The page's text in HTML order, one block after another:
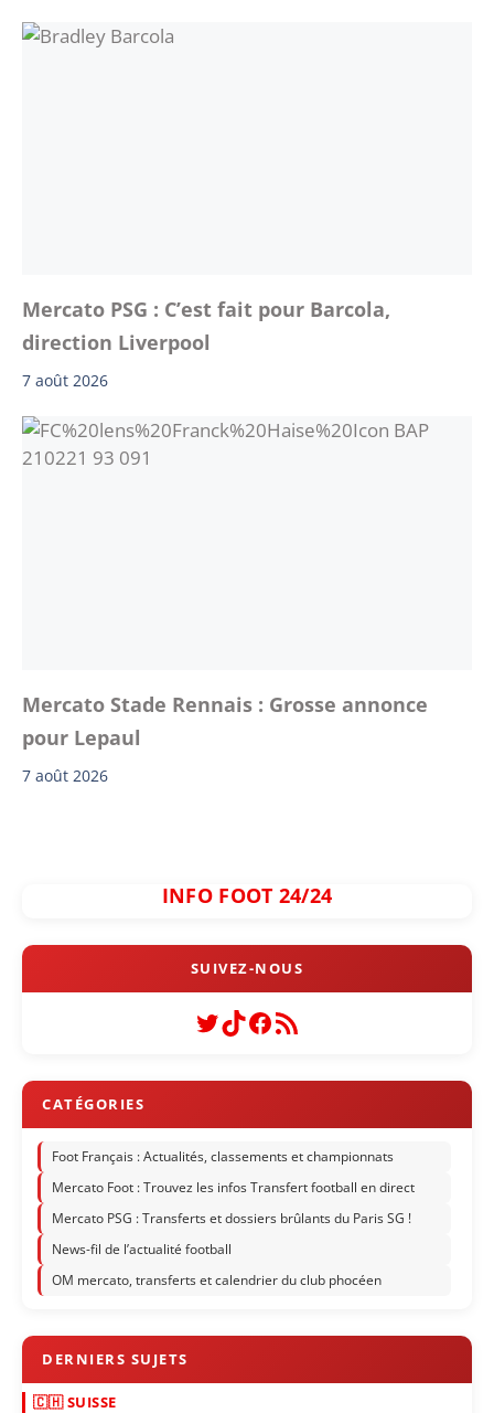
Mercato PSG : C’est fait pour Barcola,
direction Liverpool
7 août 2026
Mercato Stade Rennais : Grosse annonce
pour Lepaul
7 août 2026
INFO FOOT 24/24
Twitter
TikTok
Facebook
Flux RSS
Foot Français : Actualités, classements et championnats
Mercato Foot : Trouvez les infos Transfert football en direct
Mercato PSG : Transferts et dossiers brûlants du Paris SG !
News-fil de l’actualité football
OM mercato, transferts et calendrier du club phocéen
🇨🇭 SUISSE